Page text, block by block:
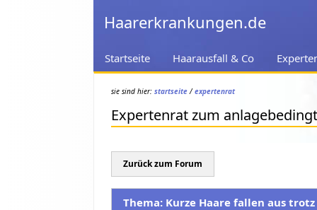
Haarerkrankungen.de
Startseite Haarausfall & Co
sie sind hier: startseite/expertenrat
Expertenrat zum
Zurück zum Forum
Thema: Kurze Haare fallen aus